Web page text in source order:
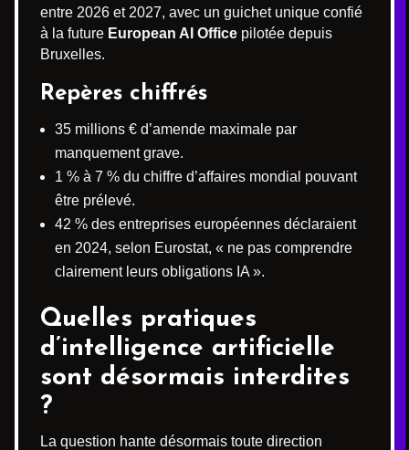
entre 2026 et 2027, avec un guichet unique confié
à la future European AI Office pilotée depuis
Bruxelles.
Repères chiffrés
35 millions € d’amende maximale par
manquement grave.
1 % à 7 % du chiffre d’affaires mondial pouvant
être prélevé.
42 % des entreprises européennes déclaraient
en 2024, selon Eurostat, « ne pas comprendre
clairement leurs obligations IA ».
Quelles pratiques
d’intelligence artificielle
sont désormais interdites
?
La question hante désormais toute direction